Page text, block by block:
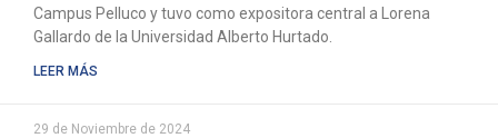
Campus Pelluco y tuvo como expositora central a Lorena
Gallardo de la Universidad Alberto Hurtado.
LEER MÁS
29 de Noviembre de 2024